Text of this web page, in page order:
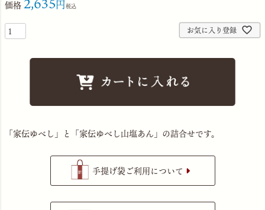
価格 税込
お気に入り登録
「家伝ゆべし」と「家伝ゆべし山塩あん」の詰合せです。
手提げ袋ご利用について